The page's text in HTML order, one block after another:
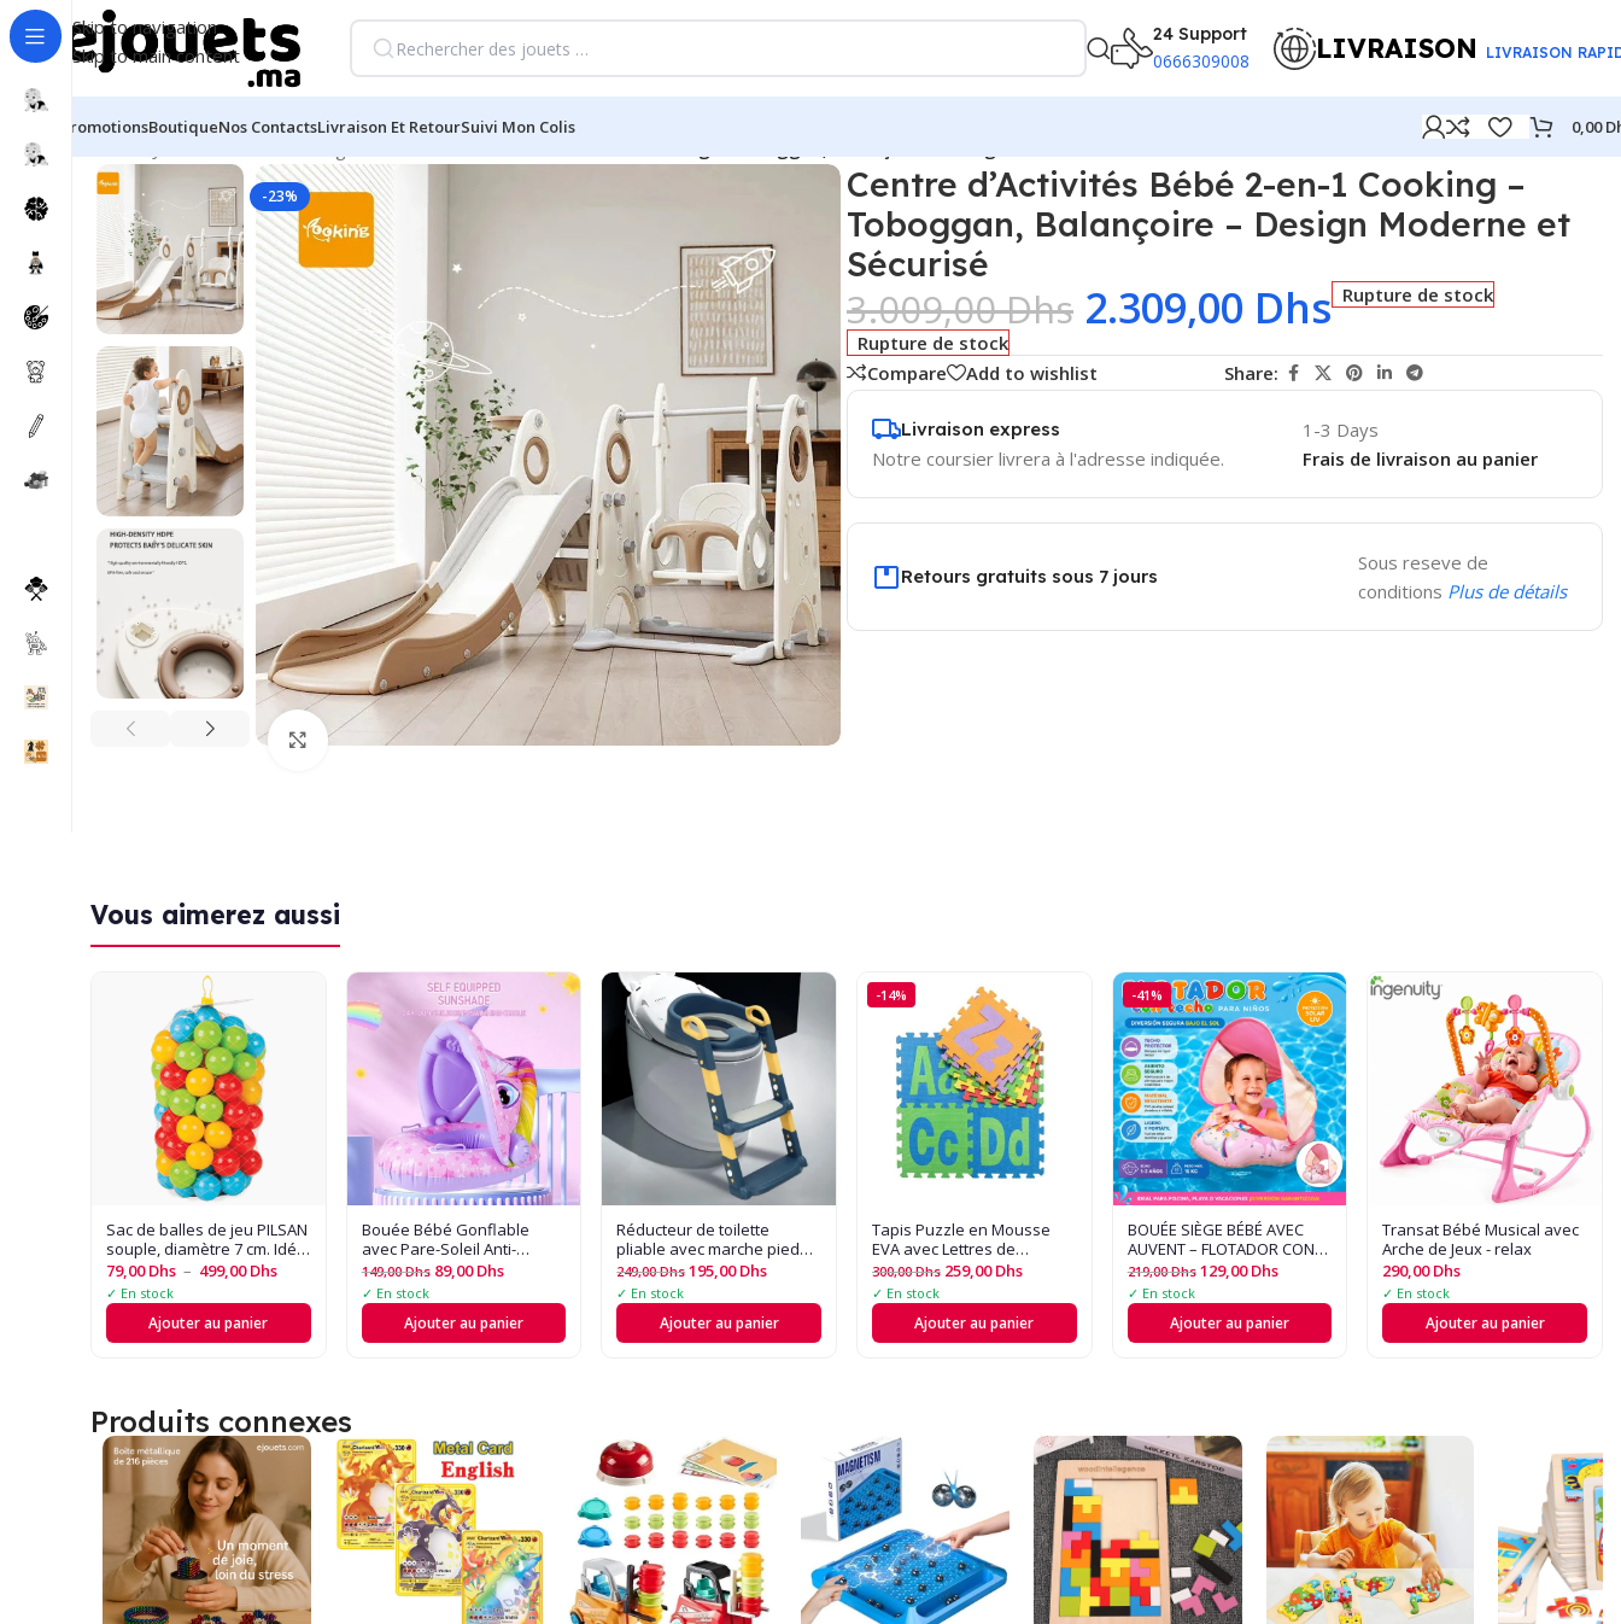
Skip to navigation
Skip to main content
24 Support
0666309008 LIVRAISON LIVRAISON
PromotionsBoutiqueNos ContactsLivraison Et RetourSuivi Mon Colis 0,00
-23%
Click to enlarge
Centre d’Activités Bébé 2-en-1 Cooking –
Toboggan, Balançoire – Design Moderne et
Sécurisé
3.009,00Dhs 2.309,00 Dhs Rupture de stock
Rupture de stock
Compare
Add to wishlist Share:
Livraison express
Notre coursier livrera à l'adresse indiquée.
1-3 Days
Frais de livraison au panier
Retours gratuits sous 7 jours
Sous reseve de
conditions Plus de détails
Vous aimerez aussi
Sac de balles de jeu PILSAN
souple, diamètre 7 cm. Idéal
pour piscines à balles,
aires de jeu et activités
sensorielles
79,00Dhs – 499,00Dhs
✓ En stock
Ajouter au panier
Bouée Bébé Gonflable
avec Pare-Soleil Anti-
Renversement ?? - Design
Cartoon Amusant et
Sécurisé ??
149,00Dhs 89,00Dhs
✓ En stock
Ajouter au panier
Réducteur de toilette
pliable avec marche pieds
différents couleurs
originale
249,00Dhs 195,00Dhs
✓ En stock
Ajouter au panier
-14%
Tapis Puzzle en Mousse
EVA avec Lettres de
l'Alphabet et Chiffres
300,00Dhs 259,00Dhs
✓ En stock
Ajouter au panier
-41%
BOUÉE SIÈGE BÉBÉ AVEC
AUVENT – FLOTADOR CON
TECHO
219,00Dhs 129,00Dhs
✓ En stock
Ajouter au panier
Transat Bébé Musical avec
Arche de Jeux - relax
290,00Dhs
✓ En stock
Ajouter au panier
Produits connexes